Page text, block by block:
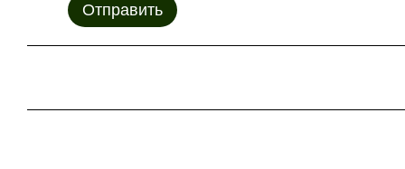
Отправить